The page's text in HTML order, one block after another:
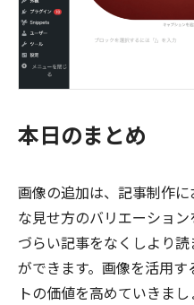
本日のまとめ
画像の追加は、記事制作
な見せ方のバリエーショ
づらい記事をなくしより
ができます。画像を活用す
トの価値を高めていきまし